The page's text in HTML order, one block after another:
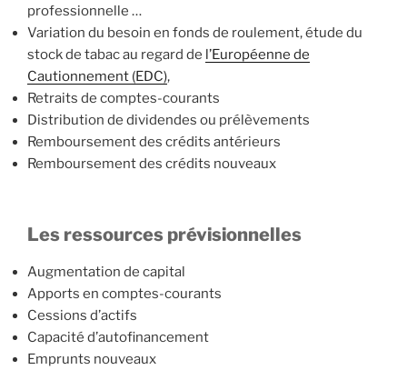
professionnelle …
Variation du besoin en fonds de roulement, étude du
stock de tabac au regard de l’Européenne de
Cautionnement (EDC),
Retraits de comptes-courants
Distribution de dividendes ou prélèvements
Remboursement des crédits antérieurs
Remboursement des crédits nouveaux
Les ressources prévisionnelles
Augmentation de capital
Apports en comptes-courants
Cessions d’actifs
Capacité d’autofinancement
Emprunts nouveaux